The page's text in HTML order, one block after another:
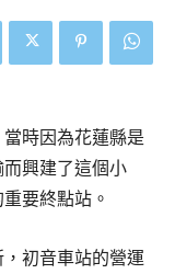
時因為花蓮縣是
興建了這個小
要終點站。
初音車站的營運